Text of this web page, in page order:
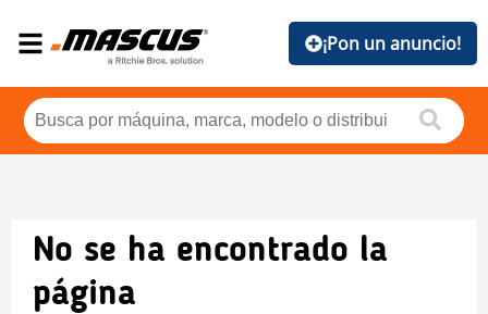
¡Pon un anuncio!
No se ha encontrado la
página